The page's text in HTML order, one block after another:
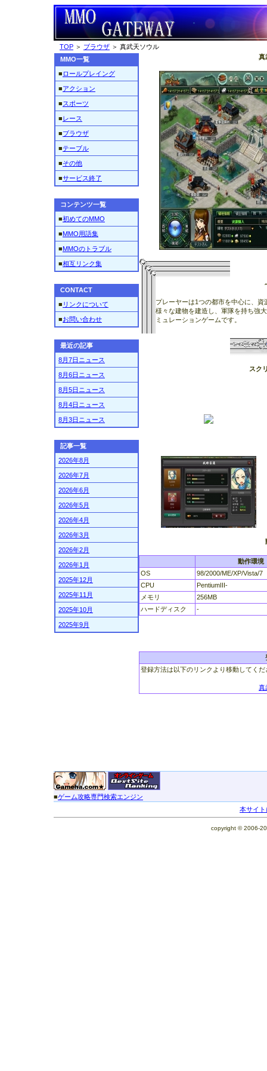
TOP ＞ ブラウザ ＞ 真武天ソウル
MMO一覧
■ ロールプレイング
■アクション
■スポーツ
■レース
■ブラウザ
■テーブル
■その他
■サービス終了
コンテンツ一覧
■初めてのMMO
■MMO用語集
■MMOのトラブル
■相互リンク集
CONTACT
■ リンクについて
■お問い合わせ
最近の記事
8月7日ニュース
8月6日ニュース
8月5日ニュース
8月4日ニュース
8月3日ニュース
記事一覧
2026年8月
2026年7月
2026年6月
2026年5月
2026年4月
2026年3月
2026年2月
2026年1月
2025年12月
2025年11月
2025年10月
2025年9月
真
プレーヤーは1つの都市を中心に、
様々な建物を建造し、軍隊を持ち強
ミュレーションゲームです。
スク
動作環境
OS
98/2000/ME/XP/Vista/7
CPU
PentiumIII-
メモリ
256MB
ハードディスク
-
登録方法は以下のリンクより移動してくだ
真
■ゲーム攻略専門検索エンジン
本サイ
copyright © 2006-